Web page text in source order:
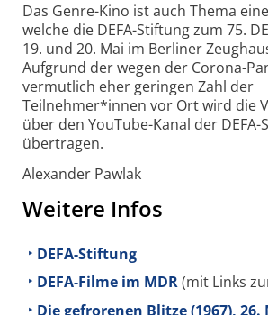
Das Genre-Kino ist auch Thema
welche die DEFA-Stiftung zum 75.
19. und 20. Mai im Berliner
Aufgrund der wegen der Corona-
vermutlich eher geringen Zahl der
Teilnehmer*innen vor Ort wird die
über den YouTube-Kanal der
übertragen.
Alexander Pawlak
Weitere Infos
DEFA-Stiftung
DEFA-Filme im MDR(mit Links
Die gefrorenen Blitze (1967), 26.